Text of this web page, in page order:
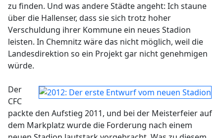
zu finden. Und was andere Städte angeht: Ich staune
über die Hallenser, dass sie sich trotz hoher
Verschuldung ihrer Kommune ein neues Stadion
leisten. In Chemnitz wäre das nicht möglich, weil die
Landesdirektion so ein Projekt gar nicht genehmigen
würde.
Der
CFC
packte den Aufstieg 2011, und bei der Meisterfeier auf
dem Markplatz wurde die Forderung nach einem